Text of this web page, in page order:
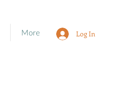
More Log In